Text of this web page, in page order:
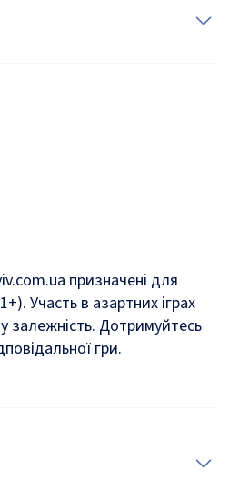
призначені для
Участь в азартних іграх
залежність. Дотримуйтесь
гри.